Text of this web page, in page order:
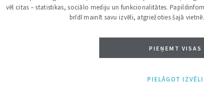
vēl citas – statistikas, sociālo mediju un funkcionalitātes.
brīdī mainīt savu izvēli, atgriežoties šajā
PIEŅEMT VISAS
PIELĀGOT IZVĒLI